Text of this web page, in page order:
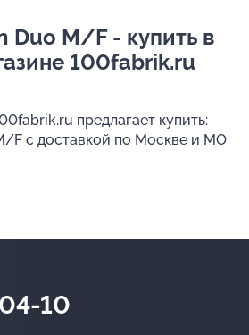
Duo M/F - купить в
100fabrik.ru
предлагает купить:
F с доставкой по Москве и МО
10